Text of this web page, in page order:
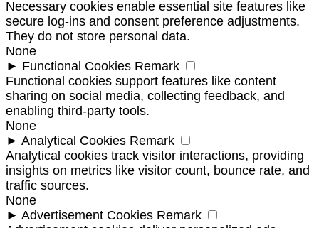
Necessary cookies enable essential site features like
secure log-ins and consent preference adjustments.
They do not store personal data.
None
► Functional Cookies Remark
Functional cookies support features like content
sharing on social media, collecting feedback, and
enabling third-party tools.
None
► Analytical Cookies Remark
Analytical cookies track visitor interactions, providing
insights on metrics like visitor count, bounce rate, and
traffic sources.
None
► Advertisement Cookies Remark